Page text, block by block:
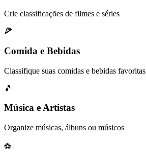
Crie classificações de filmes e séries
🍕
Comida e Bebidas
Classifique suas comidas e bebidas favoritas
🎵
Música e Artistas
Organize músicas, álbuns ou músicos
⚽